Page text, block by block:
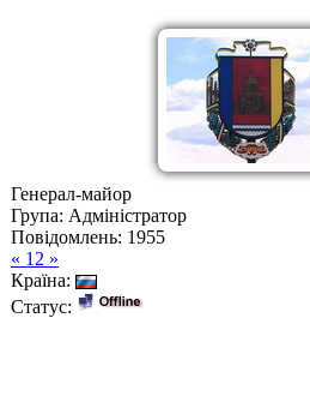
Генерал-майор
Група: Адміністратор
Повідомлень: 1955
« 12 »
Країна:
Статус: